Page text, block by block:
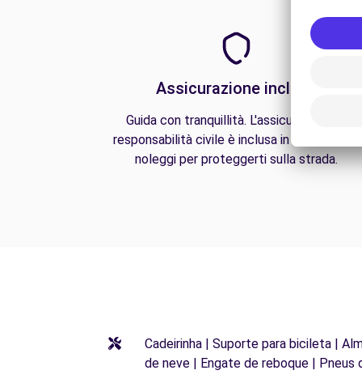
Assicurazione inclusa
Guida con tranquillità. L'assicurazione di
responsabilità civile è inclusa in tutti i nostri
noleggi per proteggerti sulla strada.
Cadeirinha | Suporte para bicileta |
de neve | Engate de reboque | Pneus